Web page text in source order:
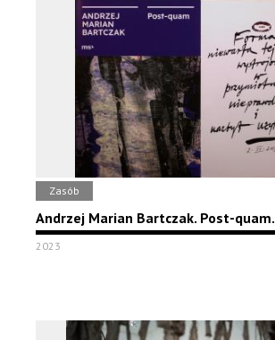
Zasób
Andrzej Marian Bartczak. Post-quam.
2023